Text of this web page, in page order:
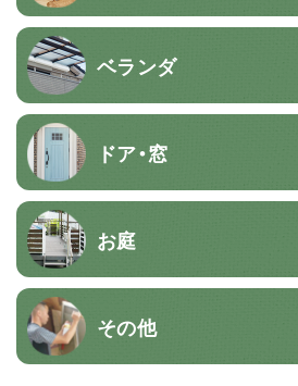
ベランダ
ドア・窓
お庭
その他